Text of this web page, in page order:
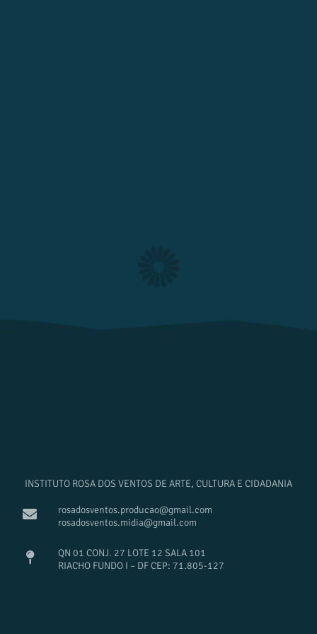
INSTITUTO ROSA DOS VENTOS DE ARTE, CULTURA E CIDADANIA
rosadosventos.producao@gmail.com
rosadosventos.midia@gmail.com
QN 01 CONJ. 27 LOTE 12 SALA 101
RIACHO FUNDO I – DF CEP: 71.805-127